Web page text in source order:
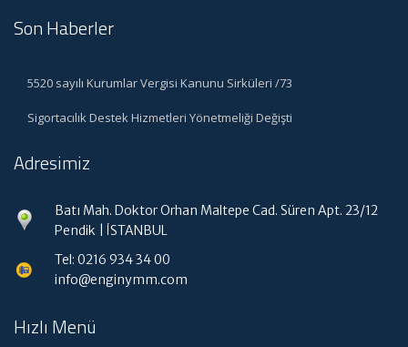
Son Haberler
5520 sayılı Kurumlar Vergisi Kanunu Sirküleri /73
Sigortacılık Destek Hizmetleri Yönetmeliği Değişti
Adresimiz
Batı Mah. Doktor Orhan Maltepe Cad. Süren Apt. 23/12
Pendik | İSTANBUL
Tel: 0216 934 34 00
info@enginymm.com
Hızlı Menü